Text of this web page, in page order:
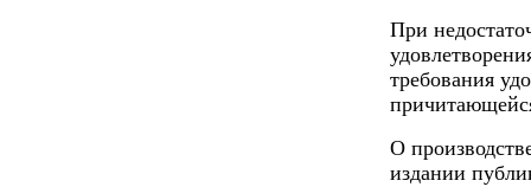
При
требования
О
издании